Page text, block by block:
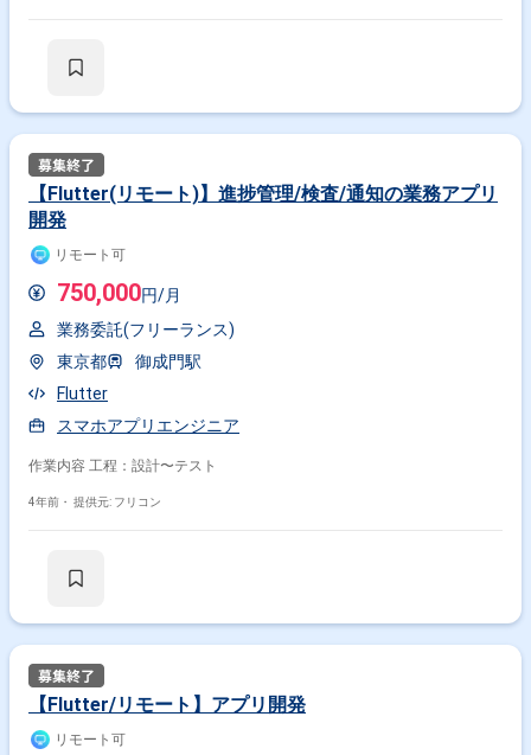
【Flutter(リモート)】進捗管理/検査/通知の業務アプリ
開発
リモート可
750,000円/月
業務委託(フリーランス)
東京都
御成門駅
Flutter
スマホアプリエンジニア
作業内容 工程：設計〜テスト
4年前・ 提供元: フリコン
【Flutter/リモート】アプリ開発
リモート可